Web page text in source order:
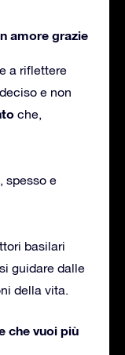
amore grazie
a riflettere
e non
che,
spesso e
basilari
guidare dalle
della vita.
che vuoi più